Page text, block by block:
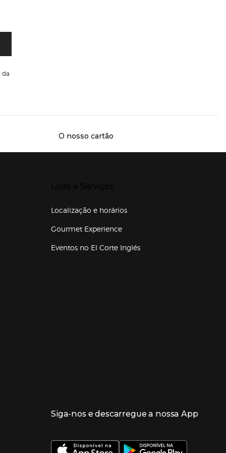
da
O nosso cartão
Localização e horários
Gourmet Experience
Eventos no El Corte Inglés
Siga-nos e descarregue a nossa App